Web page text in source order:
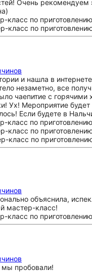
Очень рекомендуем
и нашла в
незаметно, все
чаепитие с
Ух! Мероприятие
Если будете в
объяснила,
мастер-класс!
пробовали!